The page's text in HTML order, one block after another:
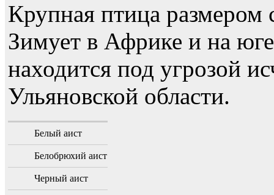
Крупная птица
Зимует в Африке и на
находится под угрозой
Ульяновской области.
Белый аист
Белобрюхий аист
Черный аист